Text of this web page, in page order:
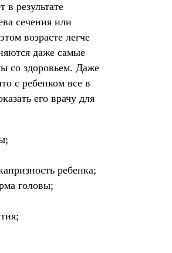
в результате
сечения или
возрасте легче
даже самые
со здоровьем. Даже
с ребенком все в
его врачу для
ребенка;
головы;